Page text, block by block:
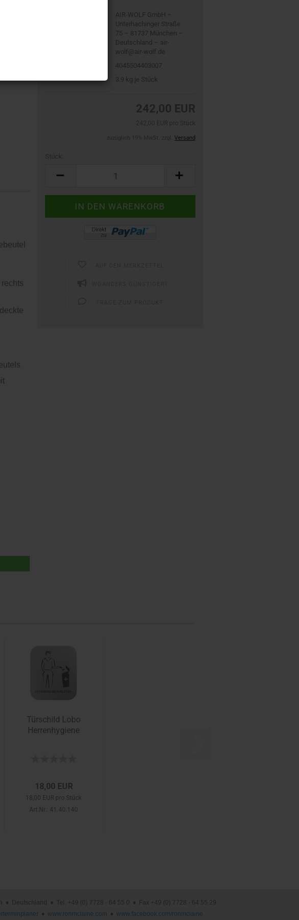
AIR-WOLF GmbH –
Unterhachinger Straße
75 – 81737 München –
Deutschland – air-
wolf@air-wolf.de
4045504403007
3.9 kg je Stück
242,00 EUR
Versand
Stück:
Stück
Türschild Lobo
Herrenhygiene
18,00 EUR
18,00 EUR pro Stück
Art.Nr.: 41.40.140
Deutschland ♦ Tel. +49 (0) 7728 - 64 55 0 ♦ Fax +49 (0) 7728 - 64 55 29
♦ www.ronmclaine.com ♦ www.facebook.com/ronmclaine